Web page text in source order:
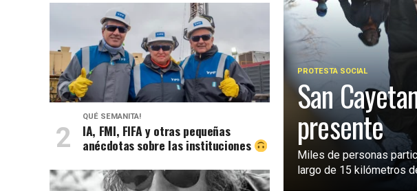
PROTESTA SOCIAL
San
presente
Miles de personas
largo de 15 kilómetros
QUÉ SEMANITA!
IA, FMI, FIFA y otras pequeñas
anécdotas sobre las instituciones